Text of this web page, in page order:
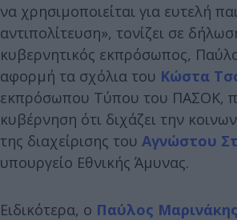
να χρησιμοποιείται για ευτελή
αντιπολίτευση», τονίζει σε
κυβερνητικός εκπρόσωπος,
αφορμή τα σχόλια του Κώστα
εκπρόσωπου Τύπου του ΠΑΣΟΚ,
κυβέρνηση ότι διχάζει την
της διαχείρισης του Αγνώστου
υπουργείο Εθνικής Άμυνας.
Ειδικότερα, ο Παύλος Μαρινάκης